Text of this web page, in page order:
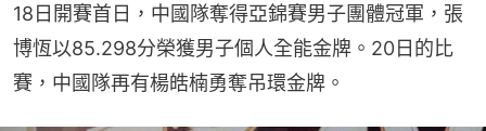
18日開賽首日，中國隊奪得亞錦賽男子團體冠軍，張
博恆以85.298分榮獲男子個人全能金牌。20日的比
賽，中國隊再有楊皓楠勇奪吊環金牌。